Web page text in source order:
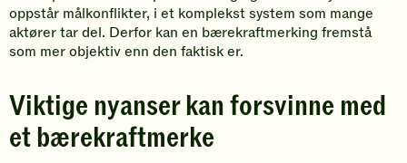
oppstår målkonflikter, i et komplekst system som mange
aktører tar del. Derfor kan en bærekraftmerking fremstå
som mer objektiv enn den faktisk er.
Viktige nyanser kan forsvinne med
et bærekraftmerke